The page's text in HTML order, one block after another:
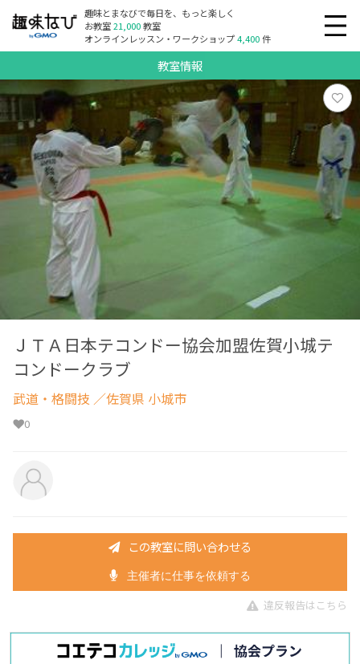
趣味とまなびで毎日を、もっと楽しく
お教室21,000教室
オンラインレッスン・ワークショップ4,400件
教室情報
ＪＴＡ日本テコンドー協会加盟佐賀小城テ
コンドークラブ
武道・格闘技 ／佐賀県 小城市
0
この教室に問い合わせる
主催者に仕事を依頼する
違反報告はこちら